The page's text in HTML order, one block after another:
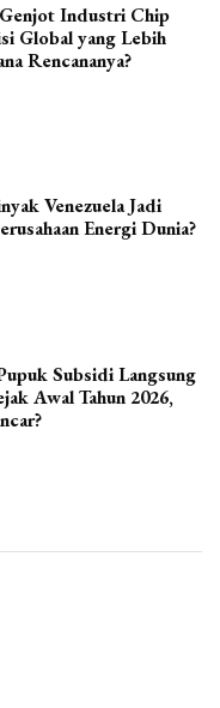
Industri Chip
Global yang Lebih
Rencananya?
Venezuela Jadi
Energi Dunia?
Subsidi Langsung
Awal Tahun 2026,